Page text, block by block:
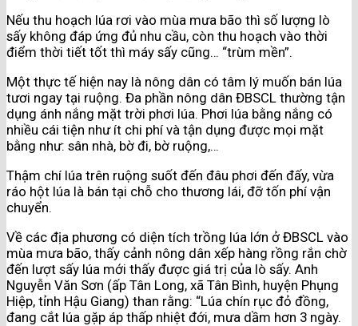
Nếu thu hoạch lúa rơi vào mùa mưa bão thì số lượng lò
sấy không đáp ứng đủ nhu cầu, còn thu hoạch vào thời
điểm thời tiết tốt thì máy sấy cũng… “trùm mền”.
Một thực tế hiện nay là nông dân có tâm lý muốn bán lúa
tươi ngay tại ruộng. Đa phần nông dân ĐBSCL thường tận
dụng ánh nắng mặt trời phơi lúa. Phơi lúa bằng nắng có
nhiều cái tiện như ít chi phí và tận dụng được mọi mặt
bằng như: sân nhà, bờ đi, bờ ruộng,…
Thậm chí lúa trên ruộng suốt đến đâu phơi đến đấy, vừa
ráo hột lúa là bán tại chỗ cho thương lái, đỡ tốn phí vận
chuyển.
Về các địa phương có diện tích trồng lúa lớn ở ĐBSCL vào
mùa mưa bão, thấy cảnh nông dân xếp hàng rồng rắn chờ
đến lượt sấy lúa mới thấy được giá trị của lò sấy. Anh
Nguyễn Văn Sơn (ấp Tân Long, xã Tân Bình, huyện Phụng
Hiệp, tỉnh Hậu Giang) than rằng: “Lúa chín rục đỏ đồng,
đang cắt lúa gặp áp thấp nhiệt đới, mưa dầm hơn 3 ngày.